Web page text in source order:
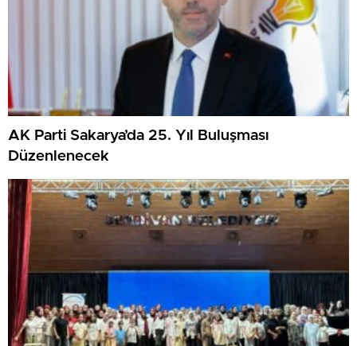
AK Parti Sakarya’da 25. Yıl Buluşması
Düzenlenecek